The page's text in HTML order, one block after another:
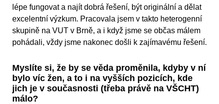
lépe fungovat a najít dobrá řešení, být originální a dělat
excelentní výzkum. Pracovala jsem v takto heterogenní
skupině na VUT v Brně, a i když jsme se občas málem
pohádali, vždy jsme nakonec došli k zajímavému řešení.
Myslíte si, že by se věda proměnila, kdyby v ní
bylo víc žen, a to i na vyšších pozicích, kde
jich je v současnosti (třeba právě na VŠCHT)
málo?